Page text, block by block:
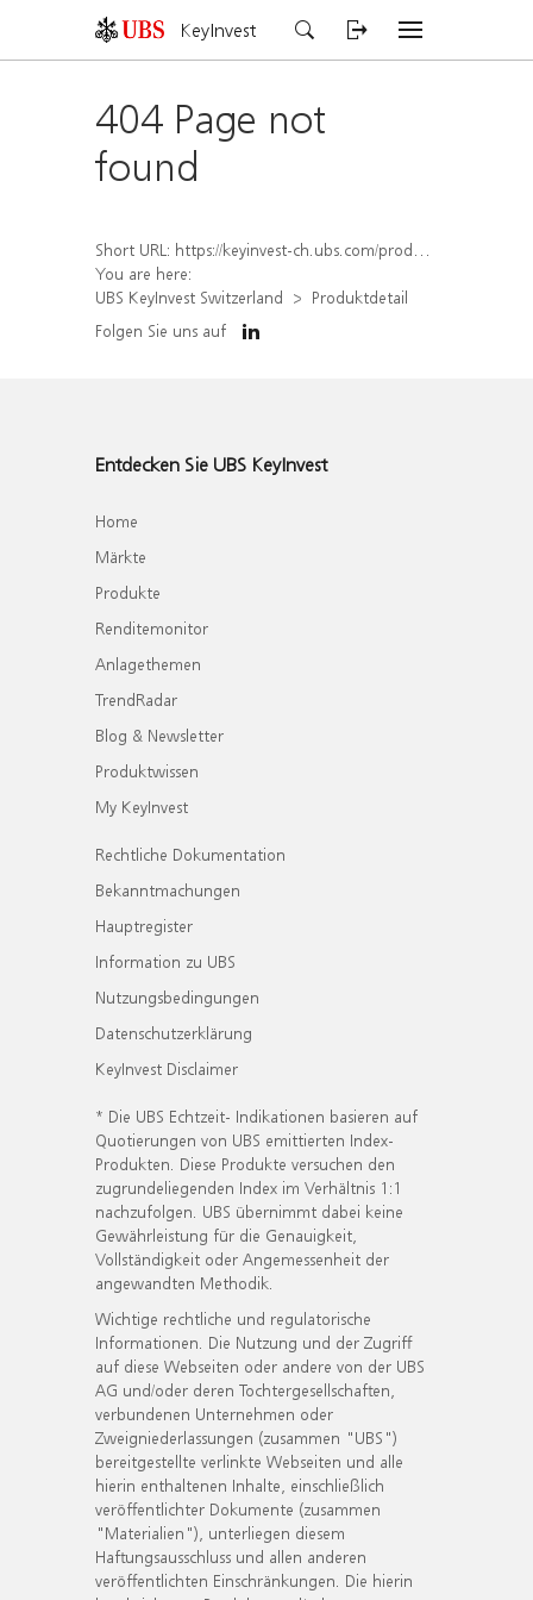
KeyInvest
404 Page not
found
Short URL: https://keyinvest-ch.ubs.com/produkt/detail/index/isin/CH1570531538
You are here:
UBS KeyInvest Switzerland
Produktdetail
Folgen Sie uns auf
Entdecken Sie UBS KeyInvest
Home
Märkte
Produkte
Renditemonitor
Anlagethemen
TrendRadar
Blog & Newsletter
Produktwissen
My KeyInvest
Rechtliche Dokumentation
Bekanntmachungen
Hauptregister
Information zu UBS
Nutzungsbedingungen
Datenschutzerklärung
KeyInvest Disclaimer
* Die UBS Echtzeit- Indikationen basieren auf
Quotierungen von UBS emittierten Index-
Produkten. Diese Produkte versuchen den
zugrundeliegenden Index im Verhältnis 1:1
nachzufolgen. UBS übernimmt dabei keine
Gewährleistung für die Genauigkeit,
Vollständigkeit oder Angemessenheit der
angewandten Methodik.
Wichtige rechtliche und regulatorische
Informationen. Die Nutzung und der Zugriff
auf diese Webseiten oder andere von der UBS
AG und/oder deren Tochtergesellschaften,
verbundenen Unternehmen oder
Zweigniederlassungen (zusammen "UBS")
bereitgestellte verlinkte Webseiten und alle
hierin enthaltenen Inhalte, einschließlich
veröffentlichter Dokumente (zusammen
"Materialien"), unterliegen diesem
Haftungsausschluss und allen anderen
veröffentlichten Einschränkungen. Die hierin